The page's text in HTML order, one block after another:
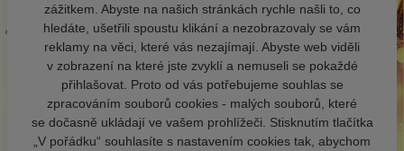
zážitkem. Abyste na našich stránkách rychle našli to, co
hledáte, ušetřili spoustu klikání a nezobrazovaly se vám
reklamy na věci, které vás nezajímají. Abyste web viděli
v zobrazení na které jste zvyklí a nemuseli se pokaždé
přihlašovat. Proto od vás potřebujeme souhlas se
zpracováním souborů cookies - malých souborů, které
se dočasně ukládají ve vašem prohlížeči. Stisknutím tlačítka
„V pořádku“ souhlasíte s nastavením cookies tak, abychom